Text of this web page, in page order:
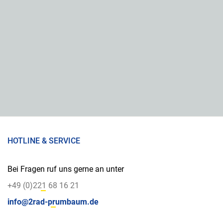
HOTLINE & SERVICE
Bei Fragen ruf uns gerne an unter
+49 (0)221 68 16 21
info@2rad-prumbaum.de